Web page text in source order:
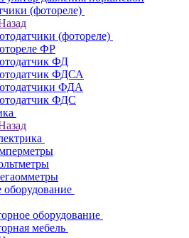
(фотореле)
(фотореле)
ФР
ФД
ФДСА
ФДА
ФДС
оборудование
оборудование
мебель